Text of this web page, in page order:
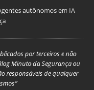
autônomos em IA
por terceiros e não
Minuto da Segurança ou
responsáveis de qualquer